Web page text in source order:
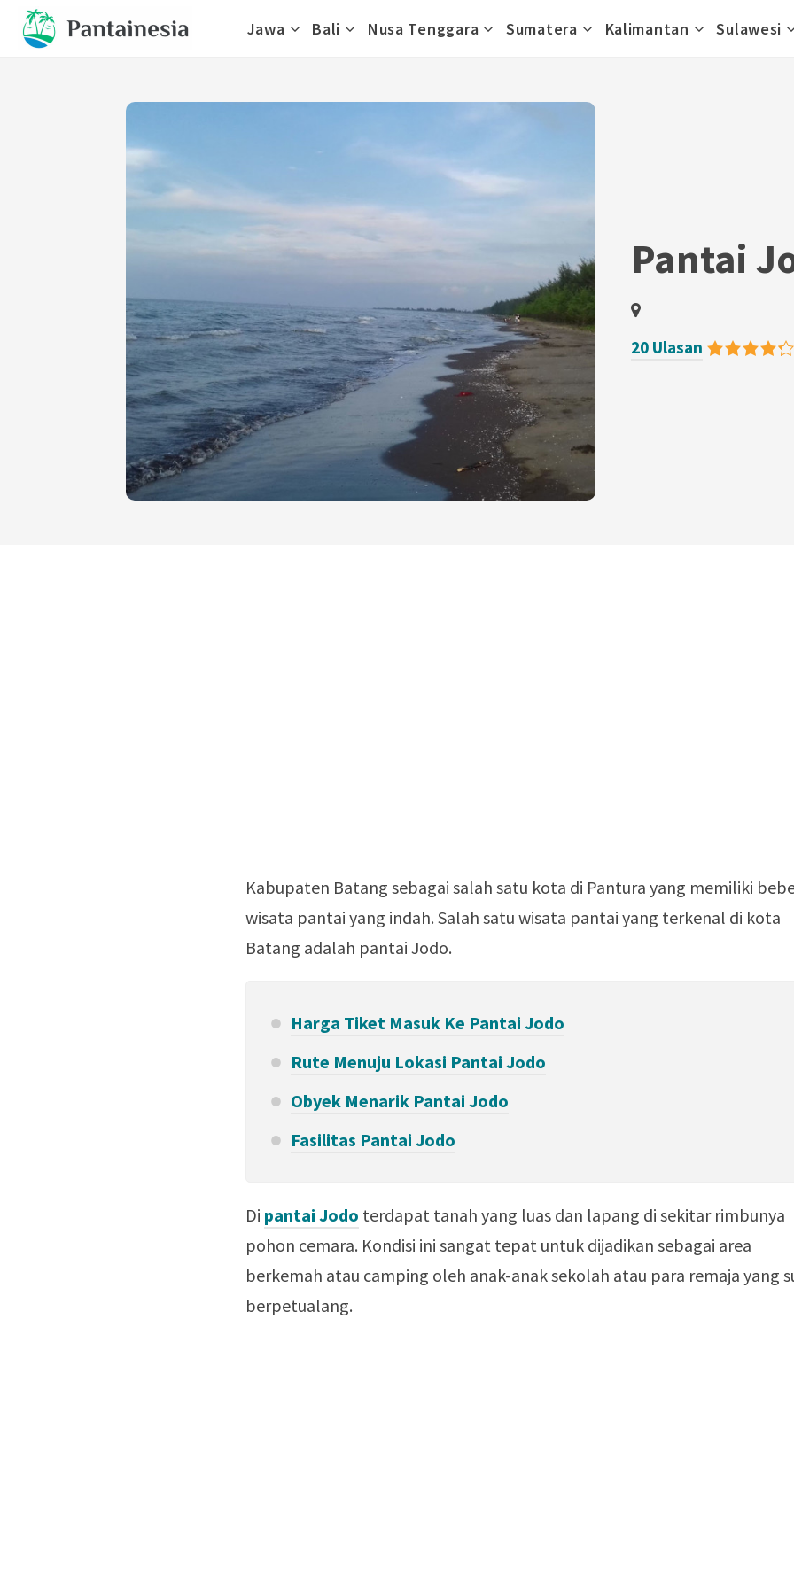
Skip
Jawa Bali Nusa Tenggara Sumatera Kalimantan Sulawesi
Pantai
20 Ulasan
Kabupaten Batang sebagai salah satu kota di Pantura yang memiliki
wisata pantai yang indah. Salah satu wisata pantai yang terkenal di kota
Batang adalah pantai Jodo.
Harga Tiket Masuk Ke Pantai Jodo
Rute Menuju Lokasi Pantai Jodo
Obyek Menarik Pantai Jodo
Fasilitas Pantai Jodo
Di pantai Jodo terdapat tanah yang luas dan lapang di sekitar rimbunya
pohon cemara. Kondisi ini sangat tepat untuk dijadikan sebagai area
berkemah atau camping oleh anak-anak sekolah atau para remaja yang
berpetualang.